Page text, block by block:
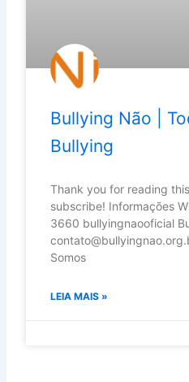
Bullying Não |
Bullying
Thank you for reading
subscribe! Informações
3660 bullyingnaooficial
Somos
LEIA MAIS »